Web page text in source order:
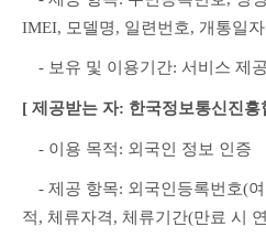
IMEI, 모델명, 일련번호, 개통일자
- 보유 및 이용기간: 서비스 제
[ 제공받는 자: 한국정보통신진
- 이용 목적: 외국인 정보 인증
- 제공 항목: 외국인등록번호(
적, 체류자격, 체류기간(만료 시